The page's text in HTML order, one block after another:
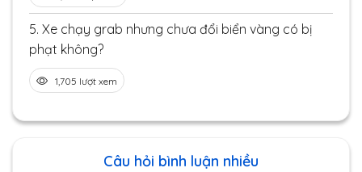
5. Xe chạy grab nhưng chưa đổi biển vàng có bị
phạt không?
1,705 lượt xem
Câu hỏi bình luận nhiều